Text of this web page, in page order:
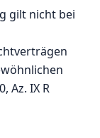
gilt nicht bei
Az. IX R